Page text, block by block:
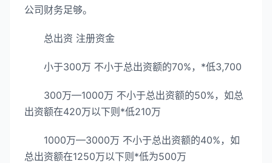
公司财务足够。
总出资 注册资金
小于300万 不小于总出资额的70%，*低3,700
300万—1000万 不小于总出资额的50%，如总
出资额在420万以下则*低210万
1000万—3000万 不小于总出资额的40%，如
总出资额在1250万以下则*低为500万